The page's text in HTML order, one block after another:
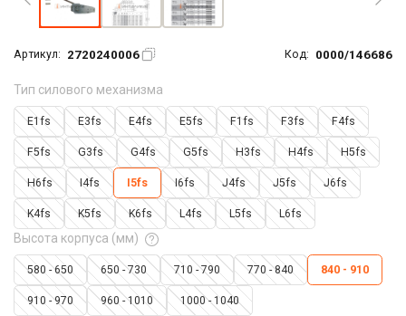
Артикул: 2720240006 Код: 0000/146686
Тип силового механизма
E1fs E3fs E4fs E5fs F1fs F3fs F4fs
F5fs G3fs G4fs G5fs H3fs H4fs H5fs
H6fs I4fs I5fs I6fs J4fs J5fs J6fs
K4fs K5fs K6fs L4fs L5fs L6fs
Высота корпуса (мм)
580 - 650 650 - 730 710 - 790 770 - 840 840 - 910
910 - 970 960 - 1010 1000 - 1040